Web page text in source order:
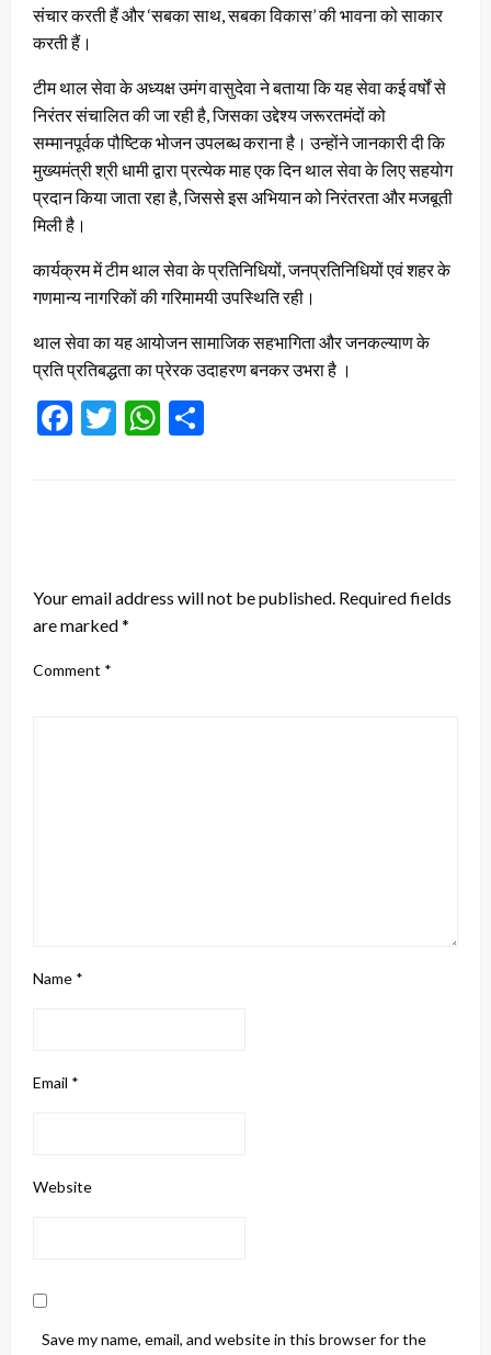
संचार करती हैं और ‘सबका साथ, सबका विकास’ की भावना को साकार
करती हैं।
टीम थाल सेवा के अध्यक्ष उमंग वासुदेवा ने बताया कि यह सेवा कई वर्षों से
निरंतर संचालित की जा रही है, जिसका उद्देश्य जरूरतमंदों को
सम्मानपूर्वक पौष्टिक भोजन उपलब्ध कराना है। उन्होंने जानकारी दी कि
मुख्यमंत्री श्री धामी द्वारा प्रत्येक माह एक दिन थाल सेवा के लिए सहयोग
प्रदान किया जाता रहा है, जिससे इस अभियान को निरंतरता और मजबूती
मिली है।
कार्यक्रम में टीम थाल सेवा के प्रतिनिधियों, जनप्रतिनिधियों एवं शहर के
गणमान्य नागरिकों की गरिमामयी उपस्थिति रही।
थाल सेवा का यह आयोजन सामाजिक सहभागिता और जनकल्याण के
प्रति प्रतिबद्धता का प्रेरक उदाहरण बनकर उभरा है ।
Facebook
TwitterWhatsApp
Your email address will not be published. Required fields
are marked*
Comment *
Name *
Email *
Website
Save my name, email, and website in this browser for the